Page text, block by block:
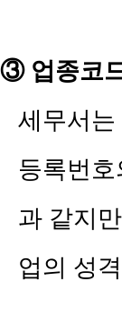
③ 업종코
세무서
등록번
과 같지만
업의 성